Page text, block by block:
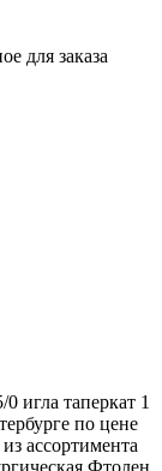
для заказа
игла таперкат 1
по цене
ассортимента
Фтолен